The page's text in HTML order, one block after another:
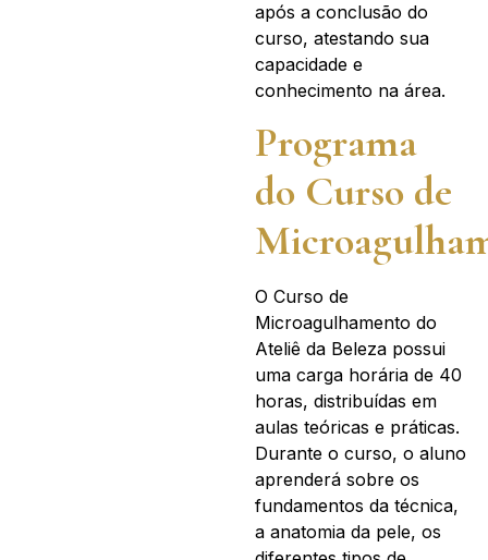
após a conclusão do
curso, atestando sua
capacidade e
conhecimento na área.
Programa
do Curso de
O Curso de
Microagulhamento do
Ateliê da Beleza possui
uma carga horária de 40
horas, distribuídas em
aulas teóricas e práticas.
Durante o curso, o aluno
aprenderá sobre os
fundamentos da técnica,
a anatomia da pele, os